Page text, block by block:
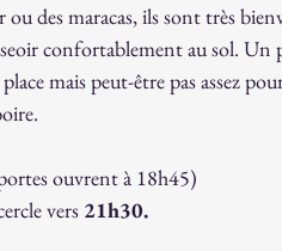
des maracas, ils sont très
confortablement au sol. Un
mais peut-être pas assez
ouvrent à 18h45)
vers 21h30.